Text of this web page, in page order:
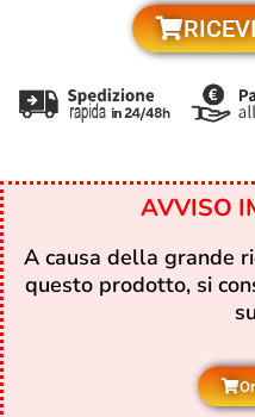
AVVISO
A causa della grande
questo prodotto, si